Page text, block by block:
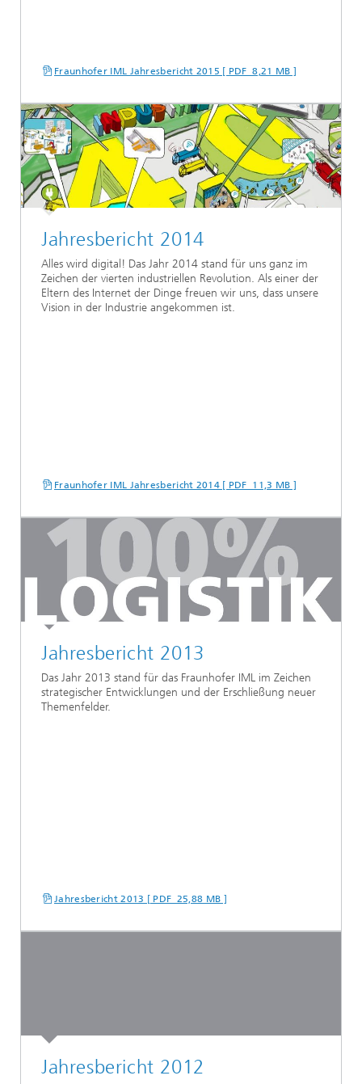
Fraunhofer IML Jahresbericht 2015 [ PDF 8,21 MB ]
Jahresbericht 2014
Alles wird digital! Das Jahr 2014 stand für uns ganz im
Zeichen der vierten industriellen Revolution. Als einer der
Eltern des Internet der Dinge freuen wir uns, dass unsere
Vision in der Industrie angekommen ist.
Fraunhofer IML Jahresbericht 2014 [ PDF 11,3 MB ]
Jahresbericht 2013
Das Jahr 2013 stand für das Fraunhofer IML im Zeichen
strategischer Entwicklungen und der Erschließung neuer
Themenfelder.
Jahresbericht 2013 [ PDF 25,88 MB ]
Jahresbericht 2012